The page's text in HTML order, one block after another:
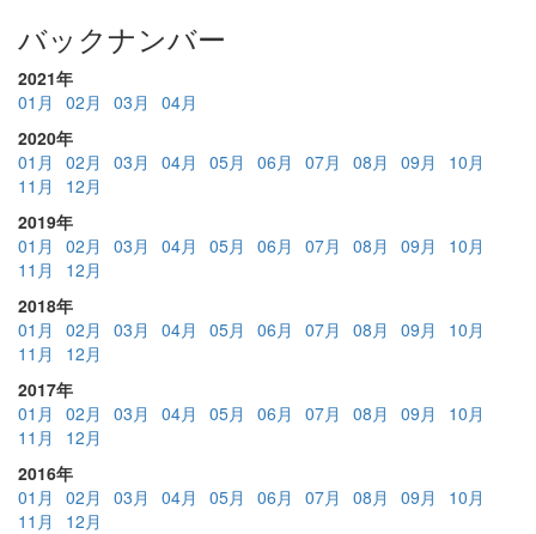
バックナンバー
2021年
01月
02月 03月
04月
2020年
01月
02月 03月 04月 05月 06月 07月 08月 09月
10月
11月
12月
2019年
01月
02月 03月 04月 05月 06月 07月 08月 09月
10月
11月
12月
2018年
01月
02月 03月 04月 05月 06月 07月 08月 09月
10月
11月
12月
2017年
01月
02月 03月 04月 05月 06月 07月 08月 09月
10月
11月
12月
2016年
01月
02月 03月 04月 05月 06月 07月 08月 09月
10月
11月
12月